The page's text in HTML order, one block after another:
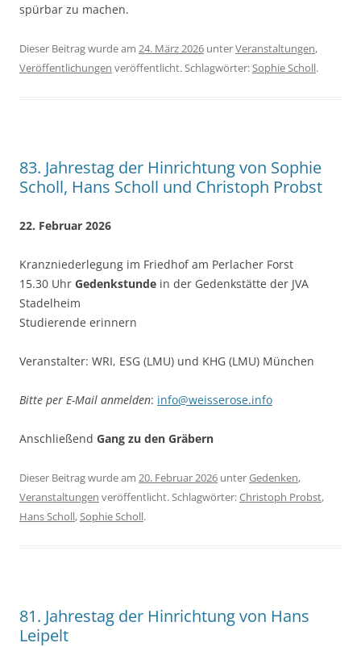
spürbar zu machen.
Dieser Beitrag wurde am 24. März 2026 unterVeranstaltungen,
Veröffentlichungen veröffentlicht. Schlagwörter: Sophie Scholl.
83. Jahrestag der Hinrichtung von Sophie
Scholl, Hans Scholl und Christoph Probst
22. Februar 2026
Kranzniederlegung im Friedhof am Perlacher Forst
15.30 Uhr Gedenkstunde in der Gedenkstätte der JVA
Stadelheim
Studierende erinnern
Veranstalter: WRI, ESG (LMU) und KHG (LMU) München
Bitte per E-Mail anmelden: info@weisserose.info
Anschließend Gang zu den Gräbern
Dieser Beitrag wurde am 20. Februar 2026 unterGedenken,
Veranstaltungen veröffentlicht. Schlagwörter:Christoph Probst,
Hans Scholl, Sophie Scholl.
81. Jahrestag der Hinrichtung von Hans
Leipelt